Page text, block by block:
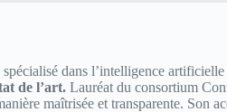
dans l’intelligence
de l’art. Lauréat du consortium
maîtrisée et transparente.